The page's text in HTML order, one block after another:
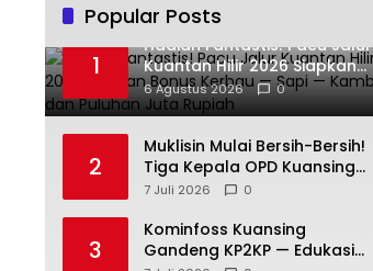
Popular Posts
1
Hadiah Fantastis! Pacu Jalur
Kuantan Hilir 2026 Siapkan
Bonus Kerbau — Sapi —
Kambing dan Puluhan Juta
6 Agustus 2026 0
2
Muklisin Mulai Bersih-Bersih!
Tiga Kepala OPD Kuansing
Diganti di Awal
7 Juli 2026 0
3
Kominfoss Kuansing
Gandeng KP2KP — Edukasi